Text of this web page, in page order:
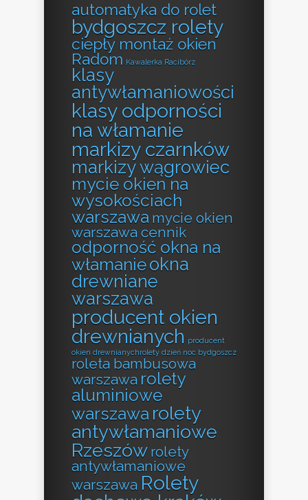
automatyka do rolet
bydgoszcz rolety
ciepły montaż okien
Radom Kawalerka Racibórz
klasy
antywłamaniowości
klasy odporności
na włamanie
markizy czarnków
markizy wągrowiec
mycie okien na
wysokościach
warszawa mycie okien
warszawa cennik
odporność okna na
włamanieokna
drewniane
warszawa
producent okien
drewnianych producent
okien drewnianychrolety dzień noc bydgoszcz
roleta bambusowa
warszawa rolety
aluminiowe
warszawa rolety
antywłamaniowe
Rzeszów rolety
antywłamaniowe
warszawa Rolety